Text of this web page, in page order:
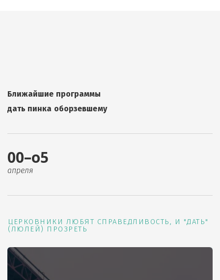
Ближайшие программы
дать пинка оборзевшему
00–о5
апреля
ЦЕРКОВНИКИ ЛЮБЯТ СПРАВЕДЛИВОСТЬ, И "ДАТЬ"
(ЛЮЛЕЙ) ПРОЗРЕТЬ